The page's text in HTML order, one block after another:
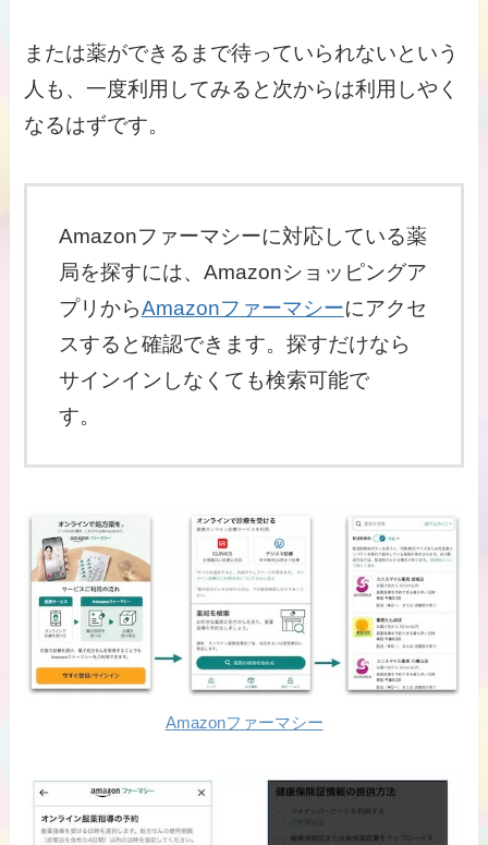
または薬ができるまで待っていられないという
人も、一度利用してみると次からは利用しやく
なるはずです。
Amazonファーマシーに対応している薬
局を探すには、Amazonショッピングア
プリからAmazonファーマシーにアクセ
スすると確認できます。探すだけなら
サインインしなくても検索可能で
す。
Amazonファーマシー